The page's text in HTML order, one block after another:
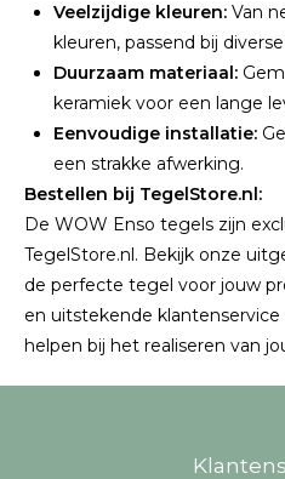
Veelzijdige kleuren: Van
kleuren, passend bij
Duurzaam materiaal:
keramiek voor een lange
Eenvoudige installatie:
een strakke afwerking.
Bestellen bij TegelStore.nl:
De WOW Enso tegels zijn
TegelStore.nl. Bekijk onze
de perfecte tegel voor jouw
en uitstekende
helpen bij het realiseren van